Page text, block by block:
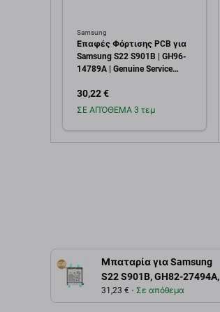
Samsung
Επαφές Φόρτισης PCB για
Samsung S22 S901B | GH96-
14789A | Genuine Service
30,22 €
ΣΕ ΑΠΌΘΕΜΑ 3 τεμ
Μπαταρία για Samsung
S22 S901B, GH82-27494A,
EB-BS901ABY, 3700mAh,
Service Pack
31,23 € Σε απόθεμα